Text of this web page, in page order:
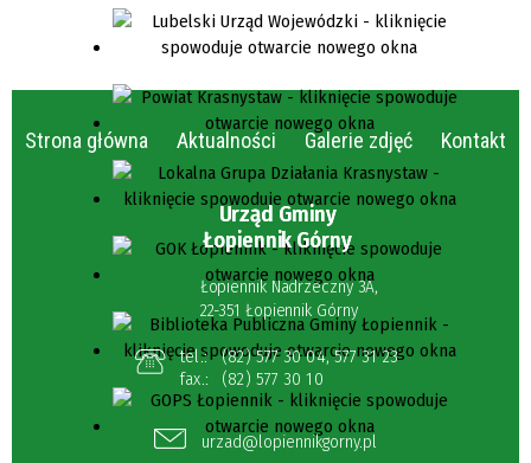
Strona główna Aktualności Galerie zdjęć Kontakt
Urząd Gminy
Łopiennik Górny
Łopiennik Nadrzeczny 3A,
22-351 Łopiennik Górny
tel.: (82) 577 30 04,577 31 23
fax.:
(82) 577 30 10
urzad@lopiennikgorny.pl